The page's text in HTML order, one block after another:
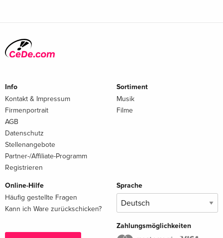
Info
Kontakt & Impressum
Firmenportrait
AGB
Datenschutz
Stellenangebote
Partner-/Affiliate-Programm
Registrieren
Sortiment
Musik
Filme
Online-Hilfe
Häufig gestellte Fragen
Kann ich Ware zurückschicken?
Sprache
Zahlungsmöglichkeiten